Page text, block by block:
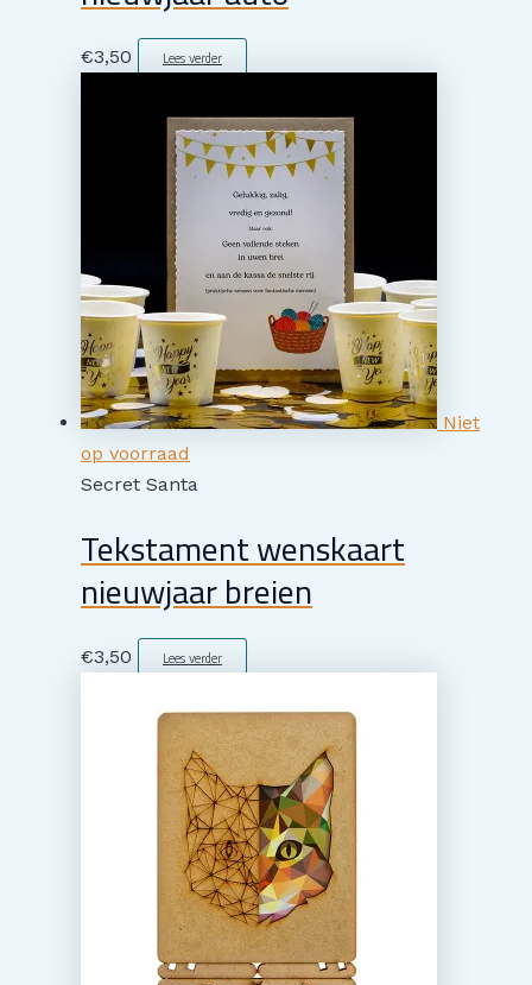
€3,50 Lees verder
Niet
op voorraad
Secret Santa
Tekstament wenskaart
nieuwjaar breien
€3,50 Lees verder